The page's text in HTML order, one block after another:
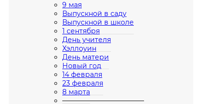
9 мая
Выпускной в саду
Выпускной в школе
1 сентября
День учителя
Хэллоуин
День матери
Новый год
14 февраля
23 февраля
8 марта
————————————